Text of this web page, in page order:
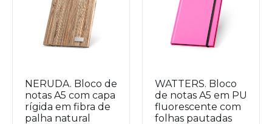
NERUDA. Bloco de
notas A5 com capa
rígida em fibra de
palha natural
WATTERS. Bloco
de notas A5 em PU
fluorescente com
folhas pautadas